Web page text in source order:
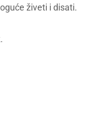
živeti i disati.